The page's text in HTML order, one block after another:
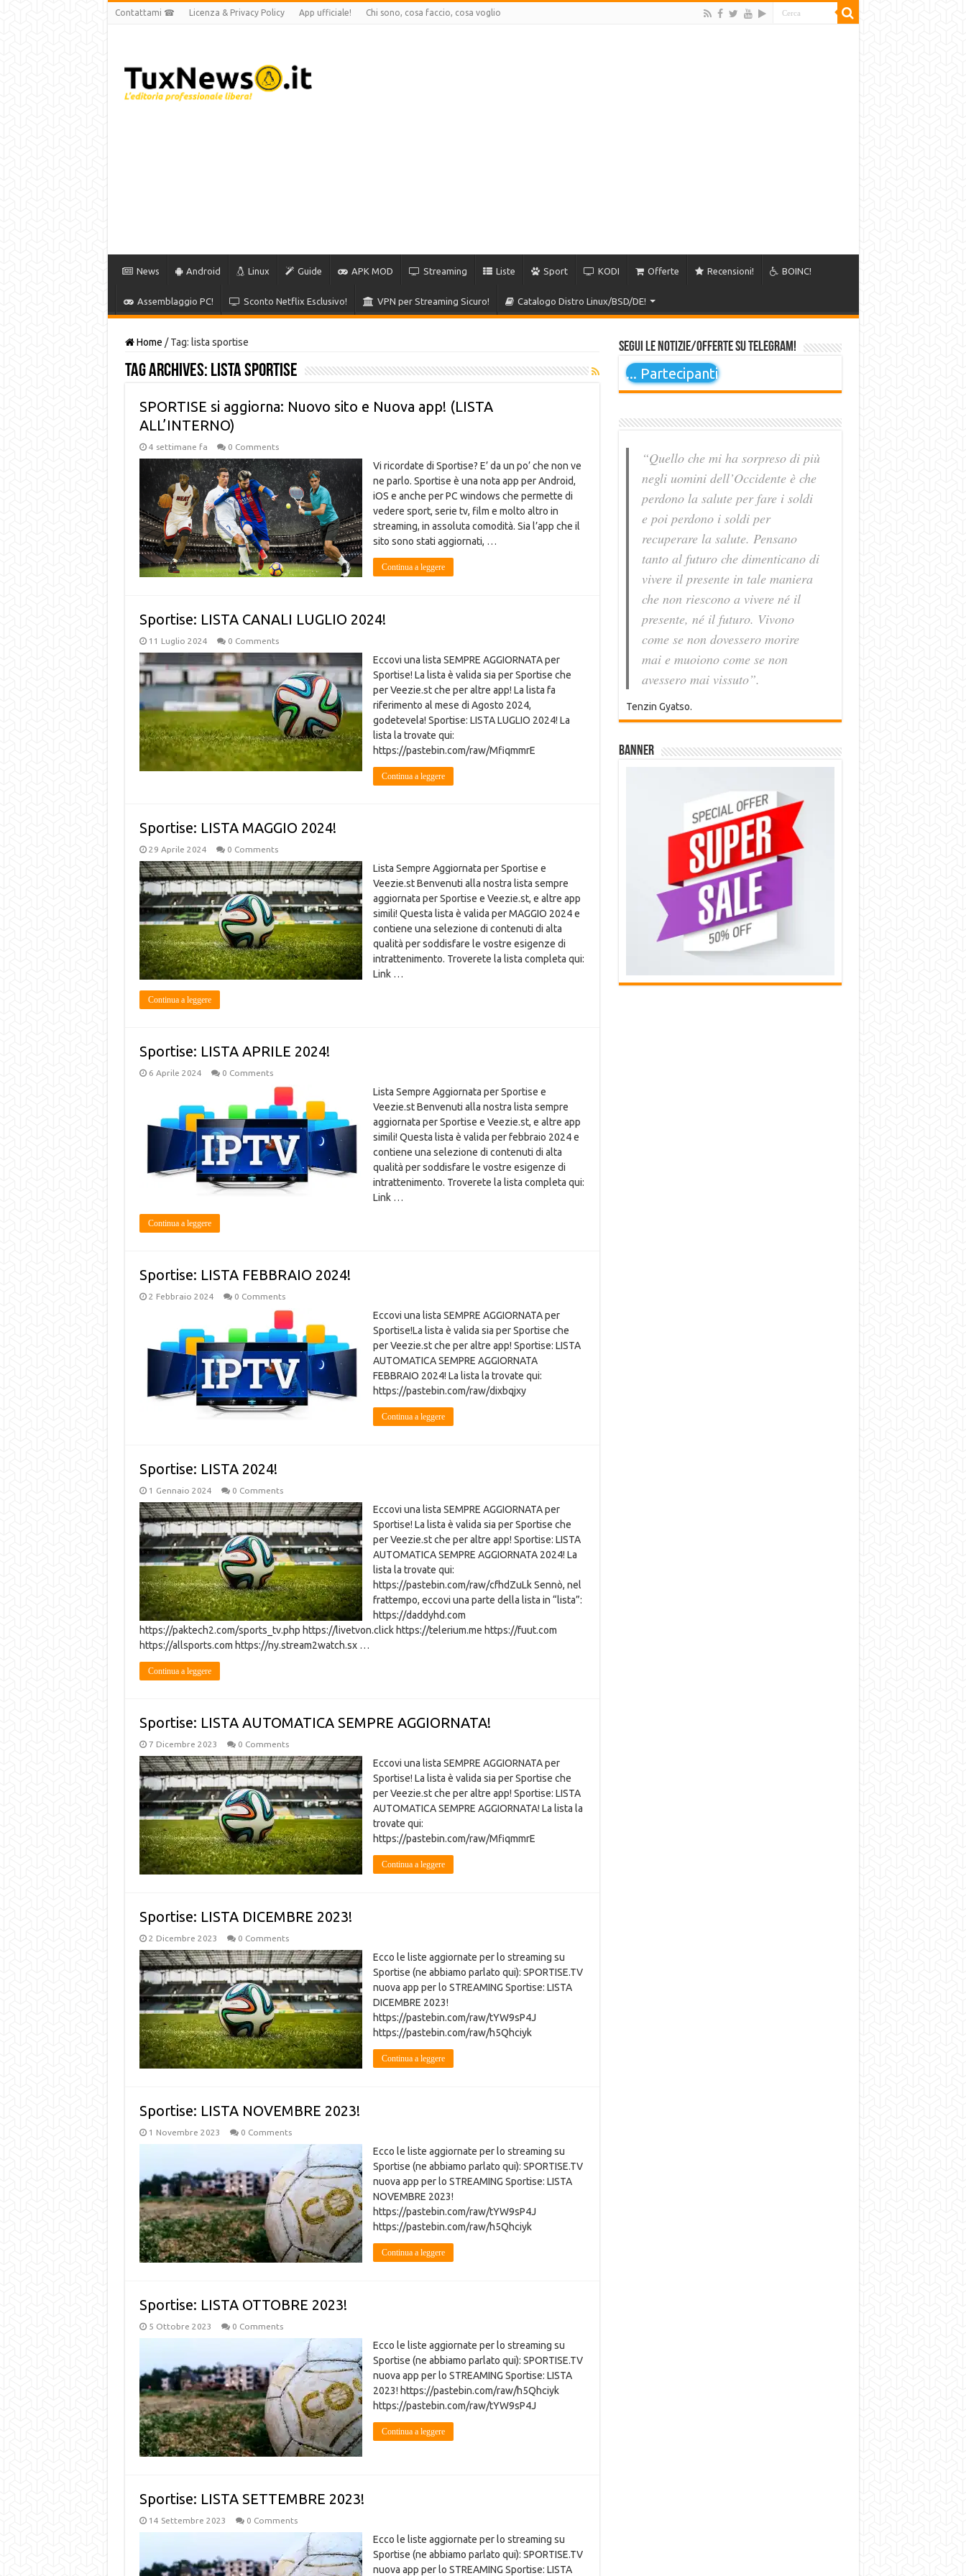
Contattami ☎ Licenza & Privacy Policy App ufficiale! Chi sono, cosa faccio, cosa voglio
News Android Linux Guide APK MOD Streaming Liste Sport KODI Offerte Recensioni! BOINC!
Assemblaggio PC! Sconto Netflix Esclusivo! VPN per Streaming Sicuro! Catalogo Distro Linux/BSD/DE!
Home / Tag: lista sportise
Tag Archives: lista sportise
SPORTISE si aggiorna: Nuovo sito e Nuova app! (LISTA
ALL’INTERNO)
4 settimane fa 0 Comments
Vi ricordate di Sportise? E’ da un po’ che non ve
ne parlo. Sportise è una nota app per Android,
iOS e anche per PC windows che permette di
vedere sport, serie tv, film e molto altro in
streaming, in assoluta comodità. Sia l’app che il
sito sono stati aggiornati, …
Continua a leggere
Sportise: LISTA CANALI LUGLIO 2024!
11 Luglio 2024 0 Comments
Eccovi una lista SEMPRE AGGIORNATA per
Sportise! La lista è valida sia per Sportise che
per Veezie.st che per altre app! La lista fa
riferimento al mese di Agosto 2024,
godetevela! Sportise: LISTA LUGLIO 2024! La
lista la trovate qui:
https://pastebin.com/raw/MfiqmmrE
Continua a leggere
Sportise: LISTA MAGGIO 2024!
29 Aprile 2024 0 Comments
Lista Sempre Aggiornata per Sportise e
Veezie.st Benvenuti alla nostra lista sempre
aggiornata per Sportise e Veezie.st, e altre app
simili! Questa lista è valida per MAGGIO 2024 e
contiene una selezione di contenuti di alta
qualità per soddisfare le vostre esigenze di
intrattenimento. Troverete la lista completa qui:
Link …
Continua a leggere
Sportise: LISTA APRILE 2024!
6 Aprile 2024 0 Comments
Lista Sempre Aggiornata per Sportise e
Veezie.st Benvenuti alla nostra lista sempre
aggiornata per Sportise e Veezie.st, e altre app
simili! Questa lista è valida per febbraio 2024 e
contiene una selezione di contenuti di alta
qualità per soddisfare le vostre esigenze di
intrattenimento. Troverete la lista completa qui:
Link …
Continua a leggere
Sportise: LISTA FEBBRAIO 2024!
2 Febbraio 2024 0 Comments
Eccovi una lista SEMPRE AGGIORNATA per
Sportise!La lista è valida sia per Sportise che
per Veezie.st che per altre app! Sportise: LISTA
AUTOMATICA SEMPRE AGGIORNATA
FEBBRAIO 2024! La lista la trovate qui:
https://pastebin.com/raw/dixbqjxy
Continua a leggere
Sportise: LISTA 2024!
1 Gennaio 2024 0 Comments
Eccovi una lista SEMPRE AGGIORNATA per
Sportise! La lista è valida sia per Sportise che
per Veezie.st che per altre app! Sportise: LISTA
AUTOMATICA SEMPRE AGGIORNATA 2024! La
lista la trovate qui:
https://pastebin.com/raw/cfhdZuLk Sennò, nel
frattempo, eccovi una parte della lista in “lista”:
https://daddyhd.com
https://paktech2.com/sports_tv.php https://livetvon.click https://telerium.me https://fuut.com
https://allsports.com https://ny.stream2watch.sx …
Continua a leggere
Sportise: LISTA AUTOMATICA SEMPRE AGGIORNATA!
7 Dicembre 2023 0 Comments
Eccovi una lista SEMPRE AGGIORNATA per
Sportise! La lista è valida sia per Sportise che
per Veezie.st che per altre app! Sportise: LISTA
AUTOMATICA SEMPRE AGGIORNATA! La lista la
trovate qui:
https://pastebin.com/raw/MfiqmmrE
Continua a leggere
Sportise: LISTA DICEMBRE 2023!
2 Dicembre 2023 0 Comments
Ecco le liste aggiornate per lo streaming su
Sportise (ne abbiamo parlato qui): SPORTISE.TV
nuova app per lo STREAMING Sportise: LISTA
DICEMBRE 2023!
https://pastebin.com/raw/tYW9sP4J
https://pastebin.com/raw/h5Qhciyk
Continua a leggere
Sportise: LISTA NOVEMBRE 2023!
1 Novembre 2023 0 Comments
Ecco le liste aggiornate per lo streaming su
Sportise (ne abbiamo parlato qui): SPORTISE.TV
nuova app per lo STREAMING Sportise: LISTA
NOVEMBRE 2023!
https://pastebin.com/raw/tYW9sP4J
https://pastebin.com/raw/h5Qhciyk
Continua a leggere
Sportise: LISTA OTTOBRE 2023!
5 Ottobre 2023 0 Comments
Ecco le liste aggiornate per lo streaming su
Sportise (ne abbiamo parlato qui): SPORTISE.TV
nuova app per lo STREAMING Sportise: LISTA
2023! https://pastebin.com/raw/h5Qhciyk
https://pastebin.com/raw/tYW9sP4J
Continua a leggere
Sportise: LISTA SETTEMBRE 2023!
14 Settembre 2023 0 Comments
Ecco le liste aggiornate per lo streaming su
Sportise (ne abbiamo parlato qui): SPORTISE.TV
nuova app per lo STREAMING Sportise: LISTA
Segui le notizie/offerte su Telegram!
... Partecipanti
“Quello che mi ha sorpreso di più
negli uomini dell’Occidente è che
perdono la salute per fare i soldi
e poi perdono i soldi per
recuperare la salute. Pensano
tanto al futuro che dimenticano di
vivere il presente in tale maniera
che non riescono a vivere né il
presente, né il futuro. Vivono
come se non dovessero morire
mai e muoiono come se non
avessero mai vissuto”.
Tenzin Gyatso.
Banner